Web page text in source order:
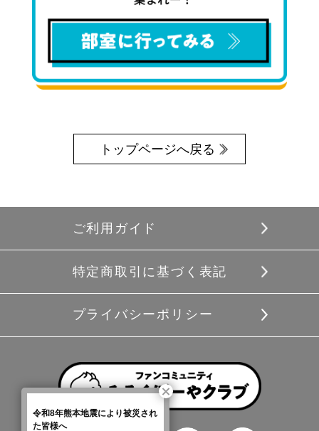
トップページへ戻る
ご利用ガイド
特定商取引に基づく表記
プライバシーポリシー
令和8年熊本地震により被災され
た皆様へ